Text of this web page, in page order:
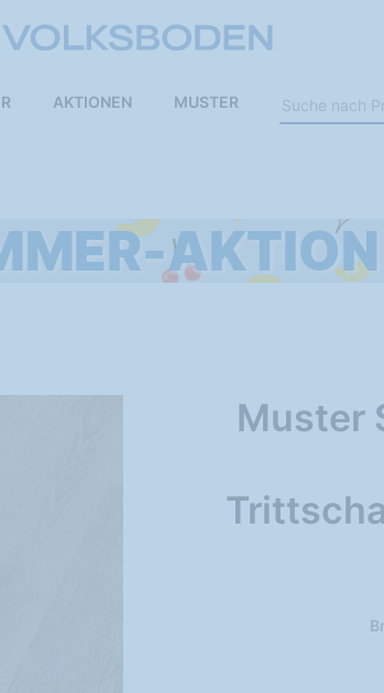
AKTIONEN MUSTER
Muster